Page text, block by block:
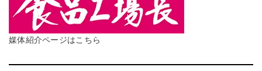
媒体紹介ページはこちら